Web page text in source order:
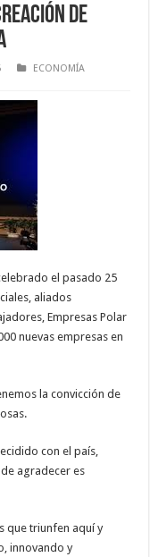
de
ECONOMÍA
el pasado 25
aliados
Empresas Polar
nuevas empresas en
la convicción de
con el país,
agradecer es
que triunfen aquí y
innovando y